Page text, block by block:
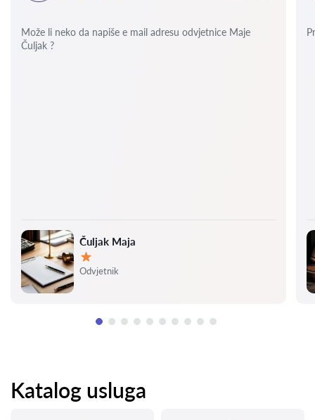
Čuljak Maja
Ocjena:
Odvjetnik
Može li neko da napiše e mail adresu odvjetnice Maje
Čuljak ?
Katalog usluga